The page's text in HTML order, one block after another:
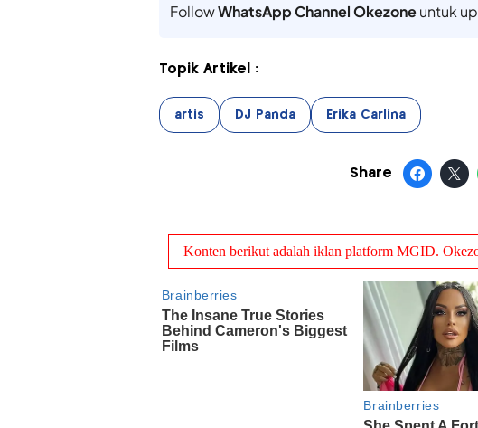
FollowWhatsApp Channel Okezoneuntuk
Topik Artikel :
artis DJ Panda Erika Carlina
Share